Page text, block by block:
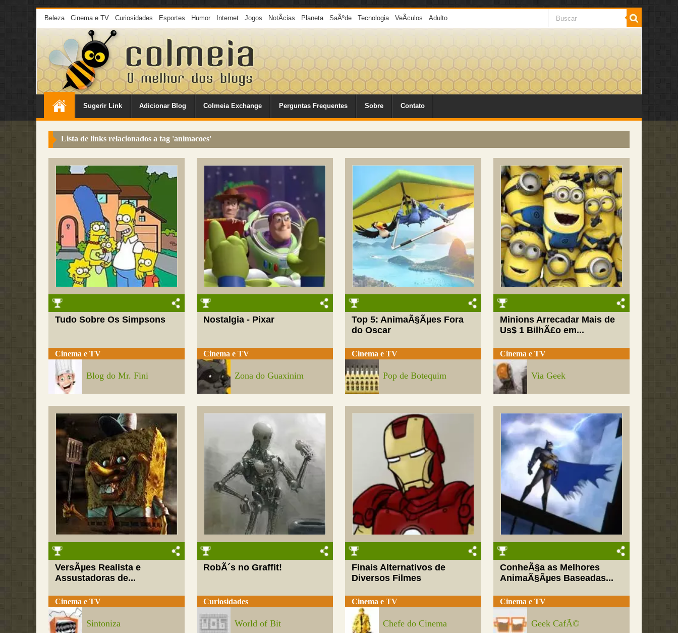
Beleza Cinema e TV Curiosidades Esportes Humor Internet Jogos NotÃ­cias Planeta SaÃºde Tecnologia VeÃ­culos Adulto
Sugerir Link Adicionar Blog Colmeia Exchange Perguntas Frequentes Sobre Contato
Lista de links relacionados a tag 'animacoes'
Tudo Sobre Os Simpsons
Cinema e TV
Blog do Mr. Fini
Nostalgia - Pixar
Cinema e TV
Zona do Guaxinim
Top 5: AnimaÃ§Ãµes Fora
do Oscar
Cinema e TV
Pop de Botequim
Minions Arrecadar Mais de
Us$ 1 BilhÃ£o em...
Cinema e TV
Via Geek
VersÃµes Realista e
Assustadoras de...
Cinema e TV
Sintoniza
RobÃ´s no Graffit!
Curiosidades
World of Bit
Finais Alternativos de
Diversos Filmes
Cinema e TV
Chefe do Cinema
ConheÃ§a as Melhores
AnimaÃ§Ãµes Baseadas...
Cinema e TV
Geek CafÃ©